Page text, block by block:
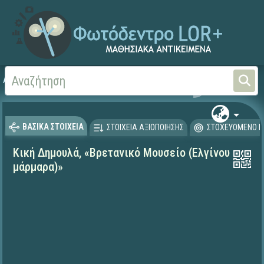
Αρχική Γλώσσα και Λογοτεχνία
ΒΑΣΙΚΑ ΣΤΟΙΧΕΙΑ ΣΤΟΙΧΕΙΑ ΑΞΙΟΠΟΙΗΣΗΣ ΣΤΟΧΕΥΟΜΕΝΟ
Κική Δημουλά, «Βρετανικό Μουσείο (Ελγίνου
μάρμαρα)»